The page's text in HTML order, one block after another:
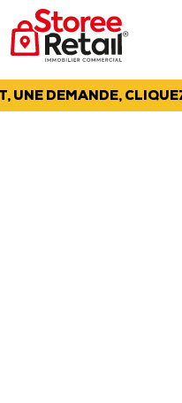
UNE DEMANDE,